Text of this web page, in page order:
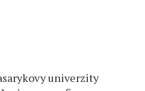
univerzity